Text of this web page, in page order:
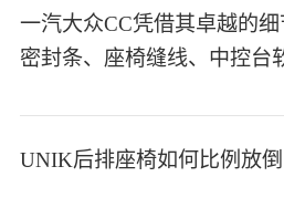
一汽大众CC凭借其卓越的细
密封条、座椅缝线、中控台
UNIK后排座椅如何比例放倒